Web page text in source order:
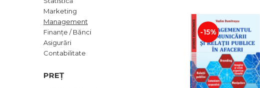
ADMINISTRATIVE
ȘTIINȚE ECONOMICE
ȘTIINȚE EXACTE
EDUCAȚIE FIZICĂ ȘI SPORT
PREUNIVERSITARIA
Cum Cumpăr
Politica de Retur
Formular de Retur
Marketing
Management
Finanțe / Bănci
Asigurări
Contabilitate
PREȚ
-15%